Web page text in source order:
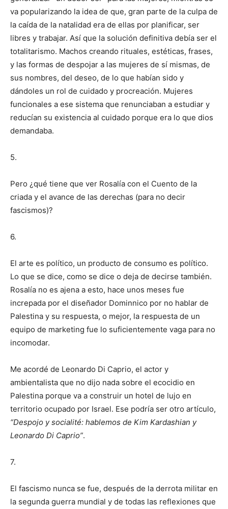
va popularizando la idea de que, gran parte de la culpa de
la caída de la natalidad era de ellas por planificar, ser
libres y trabajar. Así que la solución definitiva debía ser el
totalitarismo. Machos creando rituales, estéticas, frases,
y las formas de despojar a las mujeres de sí mismas, de
sus nombres, del deseo, de lo que habían sido y
dándoles un rol de cuidado y procreación. Mujeres
funcionales a ese sistema que renunciaban a estudiar y
reducían su existencia al cuidado porque era lo que dios
demandaba.
5.
Pero ¿qué tiene que ver Rosalía con el Cuento de la
criada y el avance de las derechas (para no decir
fascismos)?
6.
El arte es político, un producto de consumo es político.
Lo que se dice, como se dice o deja de decirse también.
Rosalía no es ajena a esto, hace unos meses fue
increpada por el diseñador Dominnico por no hablar de
Palestina y su respuesta, o mejor, la respuesta de un
equipo de marketing fue lo suficientemente vaga para no
incomodar.
Me acordé de Leonardo Di Caprio, el actor y
ambientalista que no dijo nada sobre el ecocidio en
Palestina porque va a construir un hotel de lujo en
territorio ocupado por Israel. Ese podría ser otro artículo,
“Despojo y socialité: hablemos de Kim Kardashian y
Leonardo Di Caprio”.
7.
El fascismo nunca se fue, después de la derrota militar en
la segunda guerra mundial y de todas las reflexiones que